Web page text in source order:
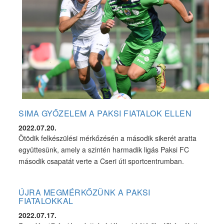
SIMA GYŐZELEM A PAKSI FIATALOK ELLEN
2022.07.20.
Ötödik felkészülési mérkőzésén a második sikerét aratta
együttesünk, amely a szintén harmadik ligás Paksi FC
második csapatát verte a Cseri úti sportcentrumban.
ÚJRA MEGMÉRKŐZÜNK A PAKSI
FIATALOKKAL
2022.07.17.